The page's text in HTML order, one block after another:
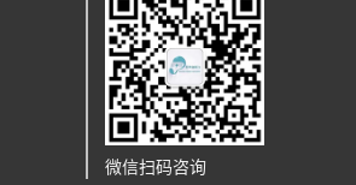
微信扫码咨询